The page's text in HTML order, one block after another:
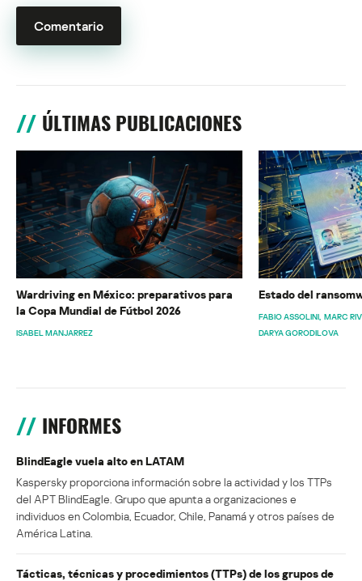
ÚLTIMAS PUBLICACIONES
Wardriving en México: preparativos para
la Copa Mundial de Fútbol 2026
ISABEL MANJARREZ
Estado del
FABIO ASSOLINI MARC
DARYA GORODILOVA
INFORMES
BlindEagle vuela alto en LATAM
Kaspersky proporciona información sobre la actividad y los TTPs
del APT BlindEagle. Grupo que apunta a organizaciones e
individuos en Colombia, Ecuador, Chile, Panamá y otros países de
América Latina.
Tácticas, técnicas y procedimientos (TTPs) de los grupos de